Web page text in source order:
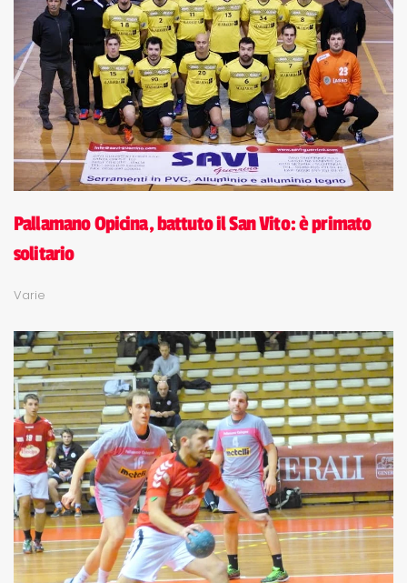
Pallamano Opicina, battuto il San Vito: è primato
solitario
Varie